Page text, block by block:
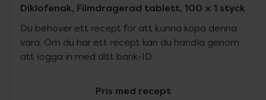
Diklofenak, Filmdragerad tablett, 100 x 1 styck
Du behöver ett recept för att kunna köpa denna
vara. Om du har ett recept kan du handla genom
att logga in med ditt bank-ID.
Pris med recept